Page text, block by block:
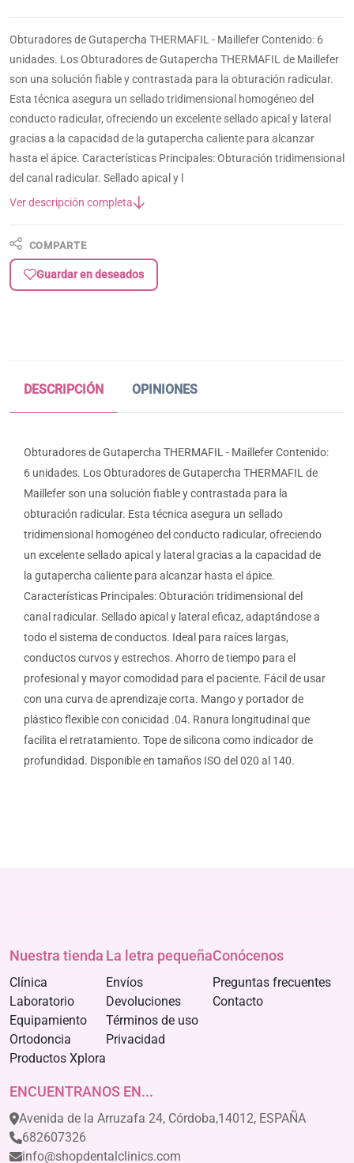
Obturadores de Gutapercha THERMAFIL - Maillefer Contenido: 6
unidades. Los Obturadores de Gutapercha THERMAFIL de Maillefer
son una solución fiable y contrastada para la obturación radicular.
Esta técnica asegura un sellado tridimensional homogéneo del
conducto radicular, ofreciendo un excelente sellado apical y lateral
gracias a la capacidad de la gutapercha caliente para alcanzar
hasta el ápice. Características Principales: Obturación tridimensional
del canal radicular. Sellado apical y l
Ver descripción completa
COMPARTE
Guardar en deseados
DESCRIPCIÓN OPINIONES
Obturadores de Gutapercha THERMAFIL - Maillefer Contenido:
6 unidades. Los Obturadores de Gutapercha THERMAFIL de
Maillefer son una solución fiable y contrastada para la
obturación radicular. Esta técnica asegura un sellado
tridimensional homogéneo del conducto radicular, ofreciendo
un excelente sellado apical y lateral gracias a la capacidad de
la gutapercha caliente para alcanzar hasta el ápice.
Características Principales: Obturación tridimensional del
canal radicular. Sellado apical y lateral eficaz, adaptándose a
todo el sistema de conductos. Ideal para raíces largas,
conductos curvos y estrechos. Ahorro de tiempo para el
profesional y mayor comodidad para el paciente. Fácil de usar
con una curva de aprendizaje corta. Mango y portador de
plástico flexible con conicidad .04. Ranura longitudinal que
facilita el retratamiento. Tope de silicona como indicador de
profundidad. Disponible en tamaños ISO del 020 al 140.
Nuestra tienda
Clínica
Laboratorio
Equipamiento
Ortodoncia
Productos Xplora
La letra pequeña
Envíos
Devoluciones
Términos de uso
Privacidad
Conócenos
Preguntas frecuentes
Contacto
ENCUENTRANOS EN...
Avenida de la Arruzafa 24, Córdoba,14012, ESPAÑA
682607326
info@shopdentalclinics.com